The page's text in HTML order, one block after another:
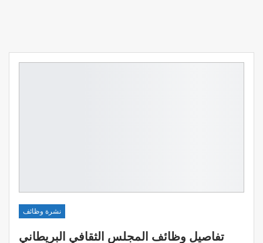
نشرة وظائف
تفاصيل وظائف المجلس الثقافي البريطاني